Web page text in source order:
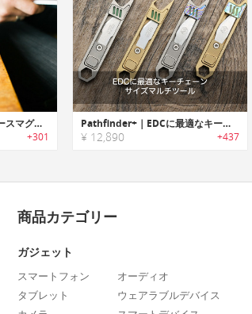
CLIKKEY｜クイックリリースマグネットキーチェーンカラビナ「クリッキー」
+301
Pathfinder+｜EDCに最適なキーチェーンサイズマルチツール「パスファインダー」
¥ 12,890 +437
商品カテゴリー
ガジェット
スマートフォン
タブレット
オーディオ
ウェアラブルデバイス